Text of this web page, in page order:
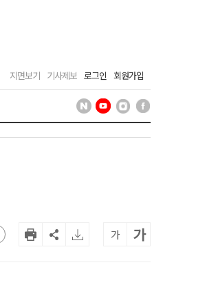
지면보기 기사제보 로그인 회원가입
가 가